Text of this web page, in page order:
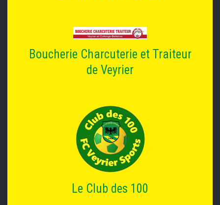
Boucherie Charcuterie et Traiteur
de Veyrier
Le Club des 100